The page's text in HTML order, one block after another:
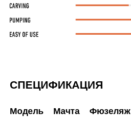
СПЕЦИФИКАЦИЯ
Модель Мачта Фюзеляж